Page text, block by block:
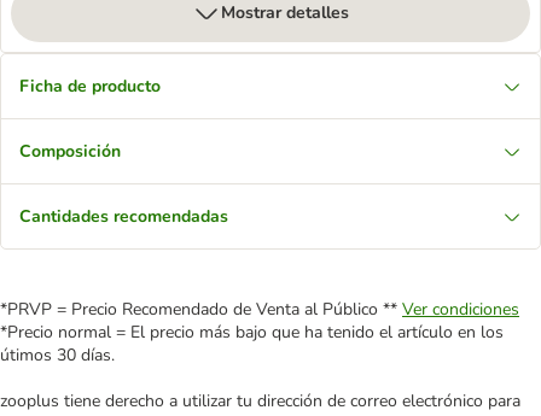
Mostrar detalles
Ficha de producto
Composición
Cantidades recomendadas
*PRVP = Precio Recomendado de Venta al Público ** Ver condiciones
*Precio normal = El precio más bajo que ha tenido el artículo en los
útimos 30 días.
zooplus tiene derecho a utilizar tu dirección de correo electrónico para